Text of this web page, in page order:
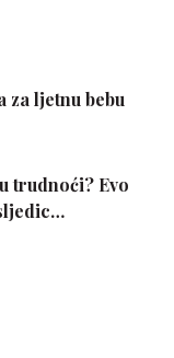
za ljetnu bebu
trudnoći? Evo